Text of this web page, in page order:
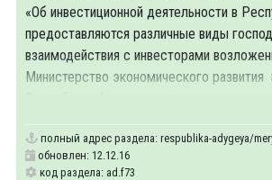
«Об инвестиционной деятельности в
предоставляются различные виды
взаимодействия с инвесторами
Министерство экономического развития
полный адрес раздела: respublika-adygeya/
обновлен: 12.12.16
код раздела: ad.f73